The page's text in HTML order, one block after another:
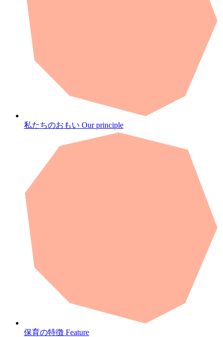
私たちのおもい Our principle
保育の特徴 Feature